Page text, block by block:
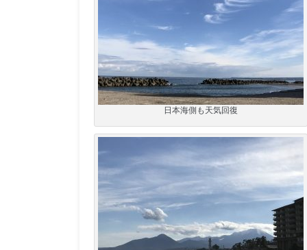
日本海側も天気回復